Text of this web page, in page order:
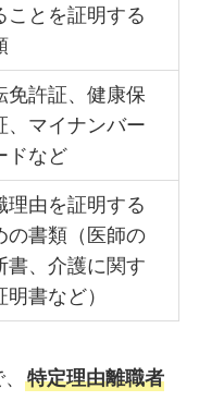
ことを証明する
免許証、健康保
、マイナンバー
ドなど
理由を証明する
の書類（医師の
書、介護に関す
明書など）
特定理由離職者